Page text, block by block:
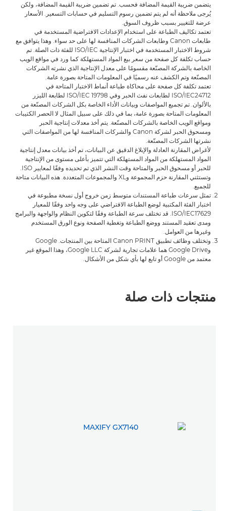
يتضمن ضريبة القيمة المضافة فحسب. تم تضمين ضريبة القيمة المضافة، ولكن
يُرجى ملاحظة أنه لم يتم تضمين رسوم التسليم في حسابات التسعير. الأسعار
عرضة للتغيير بسبب ظروف السوق.
تعتمد تكاليف الطباعة على استخدام الإعدادات الافتراضية المستخدمة في
طابعات Canon وطابعات الشركات المنافسة لها على حد سواء. وهذا يتوافق مع
شروط الاختبار المستخدمة في اختبار الإنتاجية ISO/IEC للفئة ذات الصلة. تم
حساب تكلفة كل صفحة من سعر بيع المواد المستهلكة كما ورد في مواقع الويب
الخاصة بالشركة المصنّعة مقسومًا على معدل الإنتاجية الذي نشرته الشركات
المصنّعة وتم الكشف عنه رسميًا في المعلومات المتاحة بصورة عامة.
تعتمد تكلفة كل صفحة على محاكاة طباعة أنماط الاختبار المتاحة في
ISO/IEC24712 لطابعات نفث الحبر وفي ISO/IEC 19798 لطابعة الليزر
بالألوان. تم تجميع المواصفات وبيانات الأداء الخاصة بكل الشركات المصنّعة من
المعلومات المتاحة بصورة عامة، بما في ذلك على سبيل المثال لا الحصر الكتيبات
ومواقع الويب الخاصة بالشركات المصنّعة. يتم أخذ معدلات إنتاجية الحبر
ومسحوق الحبر لشركة Canon والشركات المنافسة لها من المواصفات التي
نشرتها الشركات المصنّعة.
لأغراض المقارنة العادلة والإبلاغ الدقيق عن البيانات، تم أخذ بيانات معدل إنتاجية
المواد المستهلكة من المواد المستهلكة التي تتميز بأعلى مستوى من الإنتاجية
وتستثني المقارنة حزم المجموعة وXL والمجموعات المتعددة. هذه البيانات متاحة
للجميع.
تمثل سرعات طباعة المستندات متوسط زمن خروج أول نسخة مطبوعة في
اختبار الفئة المكتبية لوضع الطباعة الافتراضي على وجه واحد وفقًا للمعيار
ISO/IEC17629. قد تختلف سرعة الطباعة وفقًا لتكوين النظام والواجهة والبرامج
ومدى تعقيد المستند ووضع الطباعة وتغطية الصفحة ونوع الورق المستخدم
وغيرها من العوامل.
وتختلف وظائف تطبيق Canon PRINT المتاحة بين المنتجات. Google
وGoogle Drive هما علامات تجارية لشركة Google LLC، وهذا الموقع غير
معتمد من Google أو تابع لها بأي شكل من الأشكال.
منتجات ذات صلة